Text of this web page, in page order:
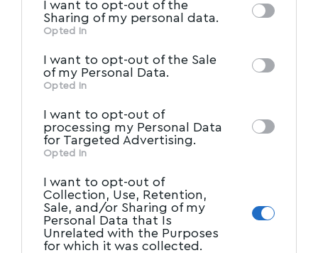
of downstream participants. This
information may also be disclosed by us to
Participantsthat may further disclose it to
other third parties.
I want to opt-out of the
Sharing of my personal data.
Opted In
I want to opt-out of the Sale
of my Personal Data.
Opted In
I want to opt-out of
processing my Personal Data
for Targeted Advertising.
Opted In
I want to opt-out of
Collection, Use, Retention,
Sale, and/or Sharing of my
Personal Data that Is
Unrelated with the Purposes
for which it was collected.